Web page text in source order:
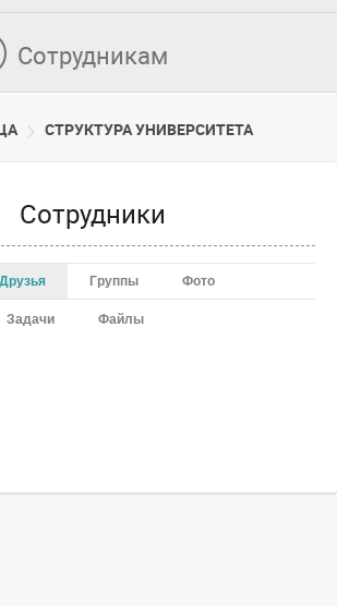
Сотрудникам
CТРУКТУРА УНИВЕРСИТЕТА
Сотрудники
Друзья Группы Фото
Задачи Файлы